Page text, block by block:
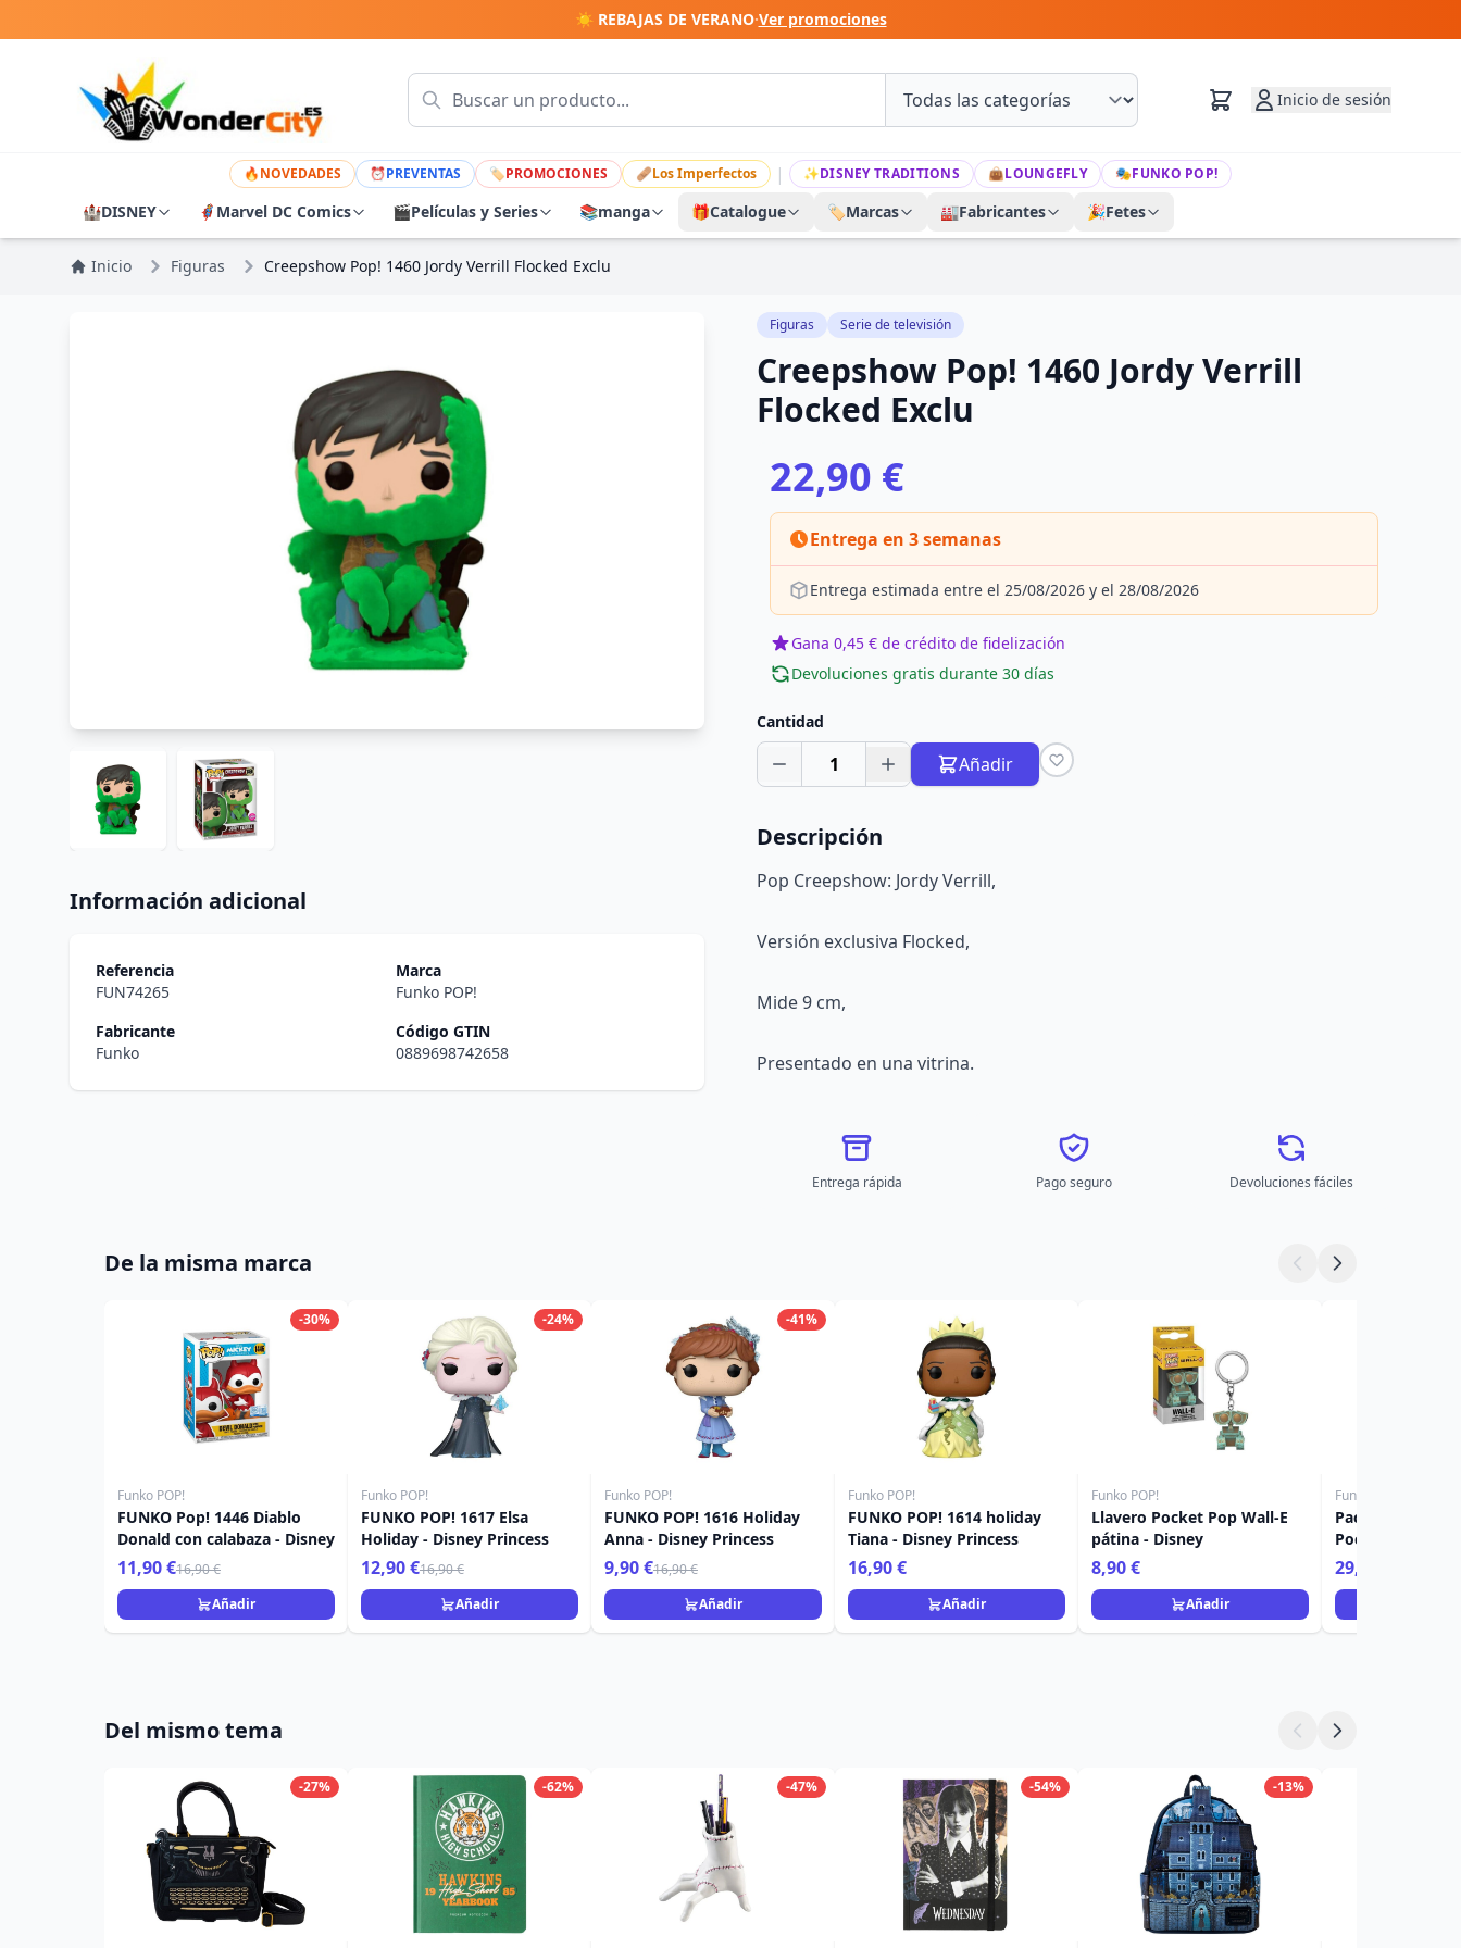
☀️ REBAJAS DE VERANO·Ver promociones
Inicio de sesión
🔥NOVEDADES ⏰PREVENTAS 🏷PROMOCIONES 🩹Los Imperfectos | ✨DISNEY TRADITIONS 👜LOUNGEFLY 🎭FUNKO POP!
🏰DISNEY 🦸 Marvel DC Comics 🎬Películas y Series 📚manga 🎁Catalogue 🏷️Marcas 🏭Fabricantes 🎉Fetes
Inicio Figuras Creepshow Pop! 1460 Jordy Verrill Flocked Exclu
Información adicional
Referencia
FUN74265
Marca
Funko POP!
Fabricante
Funko
Código GTIN
0889698742658
Figuras Serie de televisión
Creepshow Pop! 1460 Jordy Verrill
Flocked Exclu
22,90 €
Entrega en 3 semanas
Entrega estimada entre el 25/08/2026 y el 28/08/2026
Gana 0,45 € de crédito de fidelización
Devoluciones gratis durante 30 días
Cantidad
1 Añadir
Descripción
Pop Creepshow: Jordy Verrill,
Versión exclusiva Flocked,
Mide 9 cm,
Presentado en una vitrina.
Entrega rápida Pago seguro Devoluciones fáciles
De la misma marca
-30%
Funko POP!
FUNKO Pop! 1446 Diablo
Donald con calabaza - Disney
11,90 €16,90 €
Añadir
-24%
Funko POP!
FUNKO POP! 1617 Elsa
Holiday - Disney Princess
12,90 €16,90 €
Añadir
-41%
Funko POP!
FUNKO POP! 1616 Holiday
Anna - Disney Princess
9,90 €16,90 €
Añadir
Funko POP!
FUNKO POP! 1614 holiday
Tiana - Disney Princess
16,90 €
Añadir
Funko POP!
Llavero Pocket Pop Wall-E
pátina - Disney
8,90 €
Añadir
Funko POP!
Pack árbol de
Pocket Pop
Lilo & Stitch
29,90 €
Del mismo tema
-27% -62% -47% -54% -13%